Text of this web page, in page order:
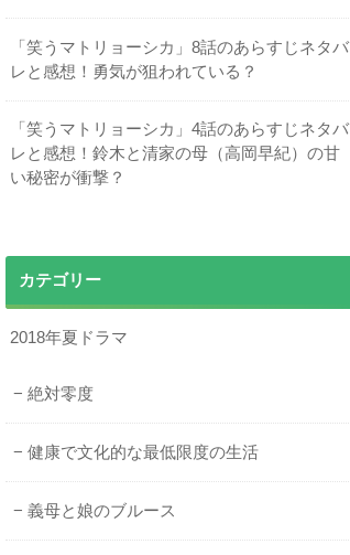
「笑うマトリョーシカ」8話のあらすじネタバ
レと感想！勇気が狙われている？
「笑うマトリョーシカ」4話のあらすじネタバ
レと感想！鈴木と清家の母（高岡早紀）の甘
い秘密が衝撃？
カテゴリー
2018年夏ドラマ
絶対零度
健康で文化的な最低限度の生活
義母と娘のブルース